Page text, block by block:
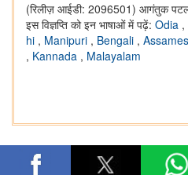
(रिलीज़ आईडी: 2096501) आगंतुक
इस विज्ञप्ति को इन भाषाओं में पढ़ें: Odia ,
hi , Manipuri , Bengali ,
, Kannada , Malayalam